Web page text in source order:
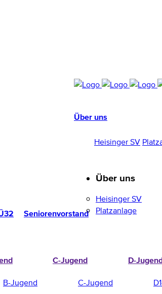
Über uns
Heisinger SV
Seniorenvorstand
B-Jugend
C-Jugend
C-Jugend
D-
Über uns
Heisinger SV
Platzanlage